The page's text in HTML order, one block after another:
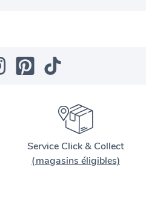
Service Click & Collect
(magasins éligibles)